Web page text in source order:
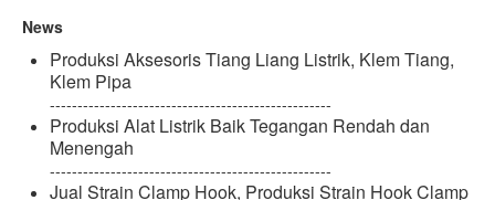
News
Produksi Aksesoris Tiang Liang Listrik, Klem Tiang,
Klem Pipa
---------------------------------------------------
Produksi Alat Listrik Baik Tegangan Rendah dan
Menengah
---------------------------------------------------
Jual Strain Clamp Hook, Produksi Strain Hook Clamp